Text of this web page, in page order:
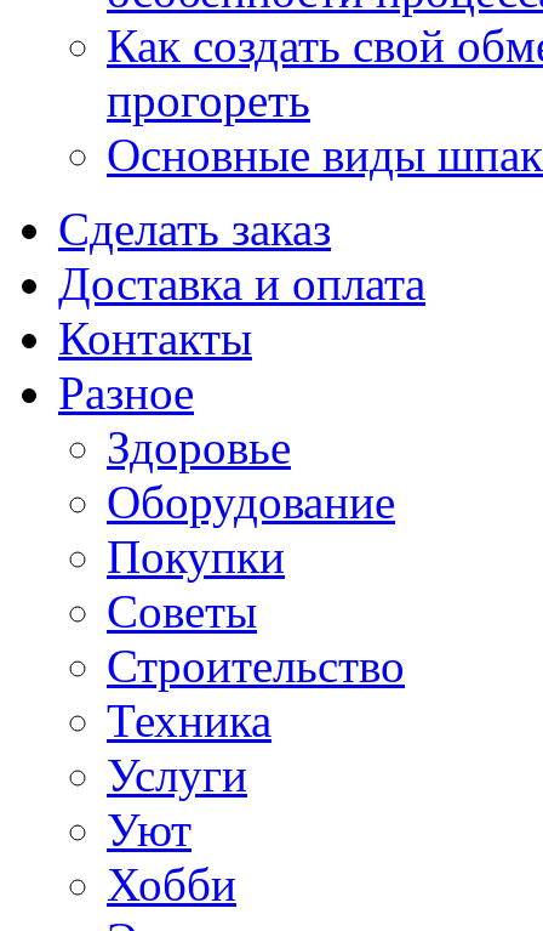
Как создать свой
прогореть
Основные виды
Сделать заказ
Доставка и оплата
Контакты
Разное
Здоровье
Оборудование
Покупки
Советы
Строительство
Техника
Услуги
Уют
Хобби